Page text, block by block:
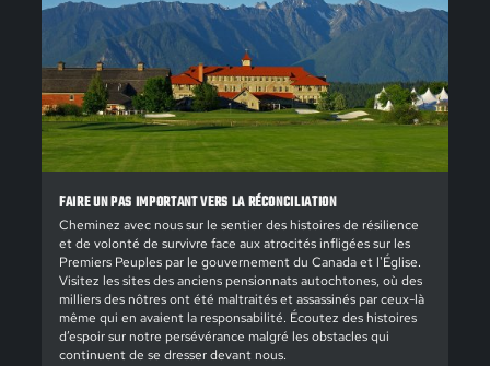
FAIRE UN PAS IMPORTANT VERS LA RÉCONCILIATION
Cheminez avec nous sur le sentier des histoires de résilience
et de volonté de survivre face aux atrocités infligées sur les
Premiers Peuples par le gouvernement du Canada et l'Église.
Visitez les sites des anciens pensionnats autochtones, où des
milliers des nôtres ont été maltraités et assassinés par ceux-là
même qui en avaient la responsabilité. Écoutez des histoires
d’espoir sur notre persévérance malgré les obstacles qui
continuent de se dresser devant nous.